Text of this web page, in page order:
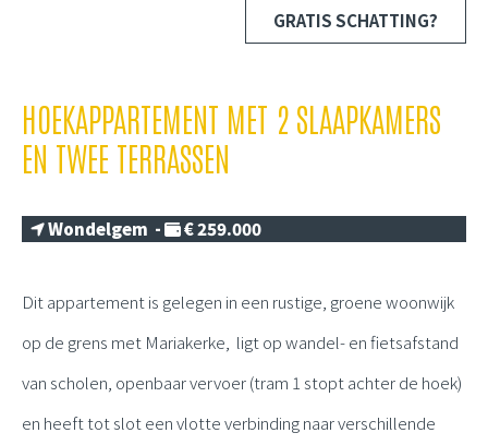
GRATIS SCHATTING?
HOEKAPPARTEMENT MET 2 SLAAPKAMERS
EN TWEE TERRASSEN
Wondelgem - € 259.000
Dit appartement is gelegen in een rustige, groene woonwijk
op de grens met Mariakerke, ligt op wandel- en fietsafstand
van scholen, openbaar vervoer (tram 1 stopt achter de hoek)
en heeft tot slot een vlotte verbinding naar verschillende